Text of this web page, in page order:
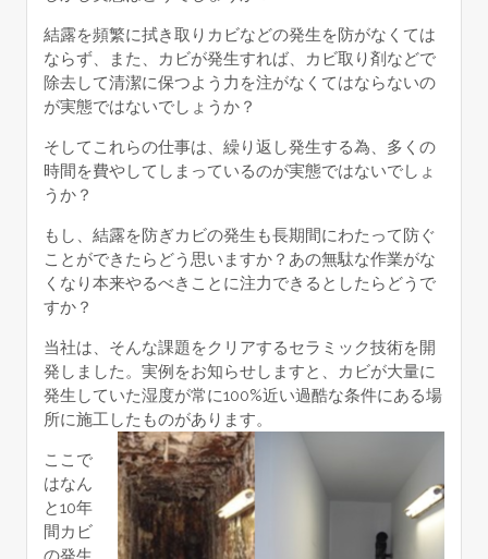
結露を頻繁に拭き取りカビなどの発生を防がなくては
ならず、また、カビが発生すれば、カビ取り剤などで
除去して清潔に保つよう力を注がなくてはならないの
が実態ではないでしょうか？
そしてこれらの仕事は、繰り返し発生する為、多くの
時間を費やしてしまっているのが実態ではないでしょ
うか？
もし、結露を防ぎカビの発生も長期間にわたって防ぐ
ことができたらどう思いますか？あの無駄な作業がな
くなり本来やるべきことに注力できるとしたらどうで
すか？
当社は、そんな課題をクリアするセラミック技術を開
発しました。実例をお知らせしますと、カビが大量に
発生していた湿度が常に100%近い過酷な条件にある場
所に施工したものがあります。
ここで
はなん
と10年
間カビ